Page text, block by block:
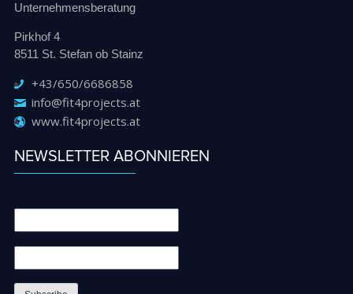
Unternehmensberatung
Pirkhof 4
8511 St. Stefan ob Stainz
+43/650/6686858
info@fit4projects.at
www.fit4projects.at
NEWSLETTER ABONNIEREN